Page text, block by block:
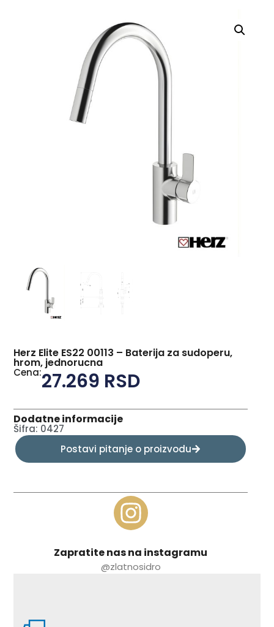
Herz Elite ES22 00113 – Baterija za sudoperu,
hrom, jednorucna
Cena:27.269 RSD
Dodatne informacije
Šifra: 0427
Postavi pitanje o proizvodu
Zapratite nas na instagramu
@zlatnosidro